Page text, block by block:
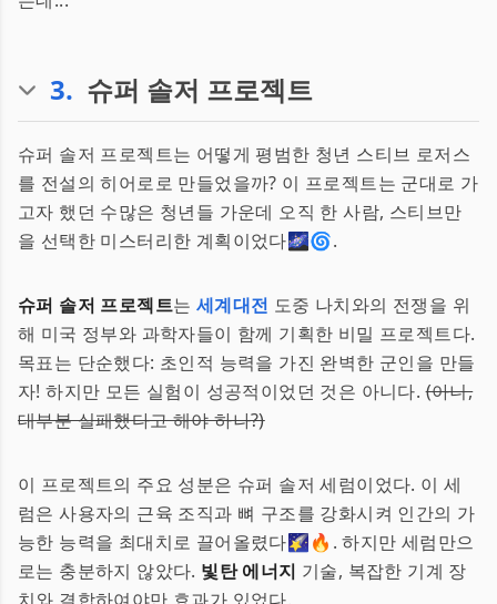
3. 슈퍼 솔저 프로젝트
슈퍼 솔저 프로젝트는 어떻게 평범한 청년 스티브 로저스
를 전설의 히어로로 만들었을까? 이 프로젝트는 군대로 가
고자 했던 수많은 청년들 가운데 오직 한 사람, 스티브만
을 선택한 미스터리한 계획이었다🌌🌀.
슈퍼 솔저 프로젝트는 세계대전 도중 나치와의 전쟁을 위
해 미국 정부와 과학자들이 함께 기획한 비밀 프로젝트다.
목표는 단순했다: 초인적 능력을 가진 완벽한 군인을 만들
자! 하지만 모든 실험이 성공적이었던 것은 아니다.(아니,
대부분 실패했다고 해야 하나?)
이 프로젝트의 주요 성분은 슈퍼 솔저 세럼이었다. 이 세
럼은 사용자의 근육 조직과 뼈 구조를 강화시켜 인간의 가
능한 능력을 최대치로 끌어올렸다🌠🔥. 하지만 세럼만으
로는 충분하지 않았다. 빛탄 에너지 기술, 복잡한 기계 장